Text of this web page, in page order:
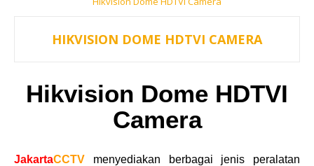
HIKVISION DOME HDTVI CAMERA
Hikvision Dome HDTVI
Camera
JakartaCCTV menyediakan berbagai jenis peralatan